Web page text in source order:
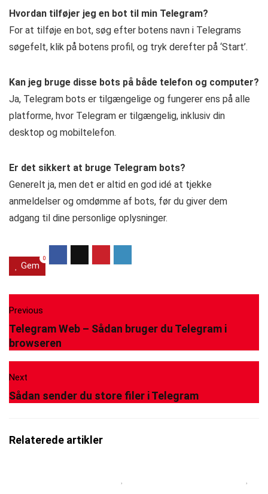
Hvordan tilføjer jeg en bot til min Telegram?
For at tilføje en bot, søg efter botens navn i Telegrams
søgefelt, klik på botens profil, og tryk derefter på ‘Start’.
Kan jeg bruge disse bots på både telefon og computer?
Ja, Telegram bots er tilgængelige og fungerer ens på alle
platforme, hvor Telegram er tilgængelig, inklusiv din
desktop og mobiltelefon.
Er det sikkert at bruge Telegram bots?
Generelt ja, men det er altid en god idé at tjekke
anmeldelser og omdømme af bots, før du giver dem
adgang til dine personlige oplysninger.
Gem
0
Previous
Telegram Web – Sådan bruger du Telegram i
browseren
Next
Sådan sender du store filer i Telegram
Relaterede artikler